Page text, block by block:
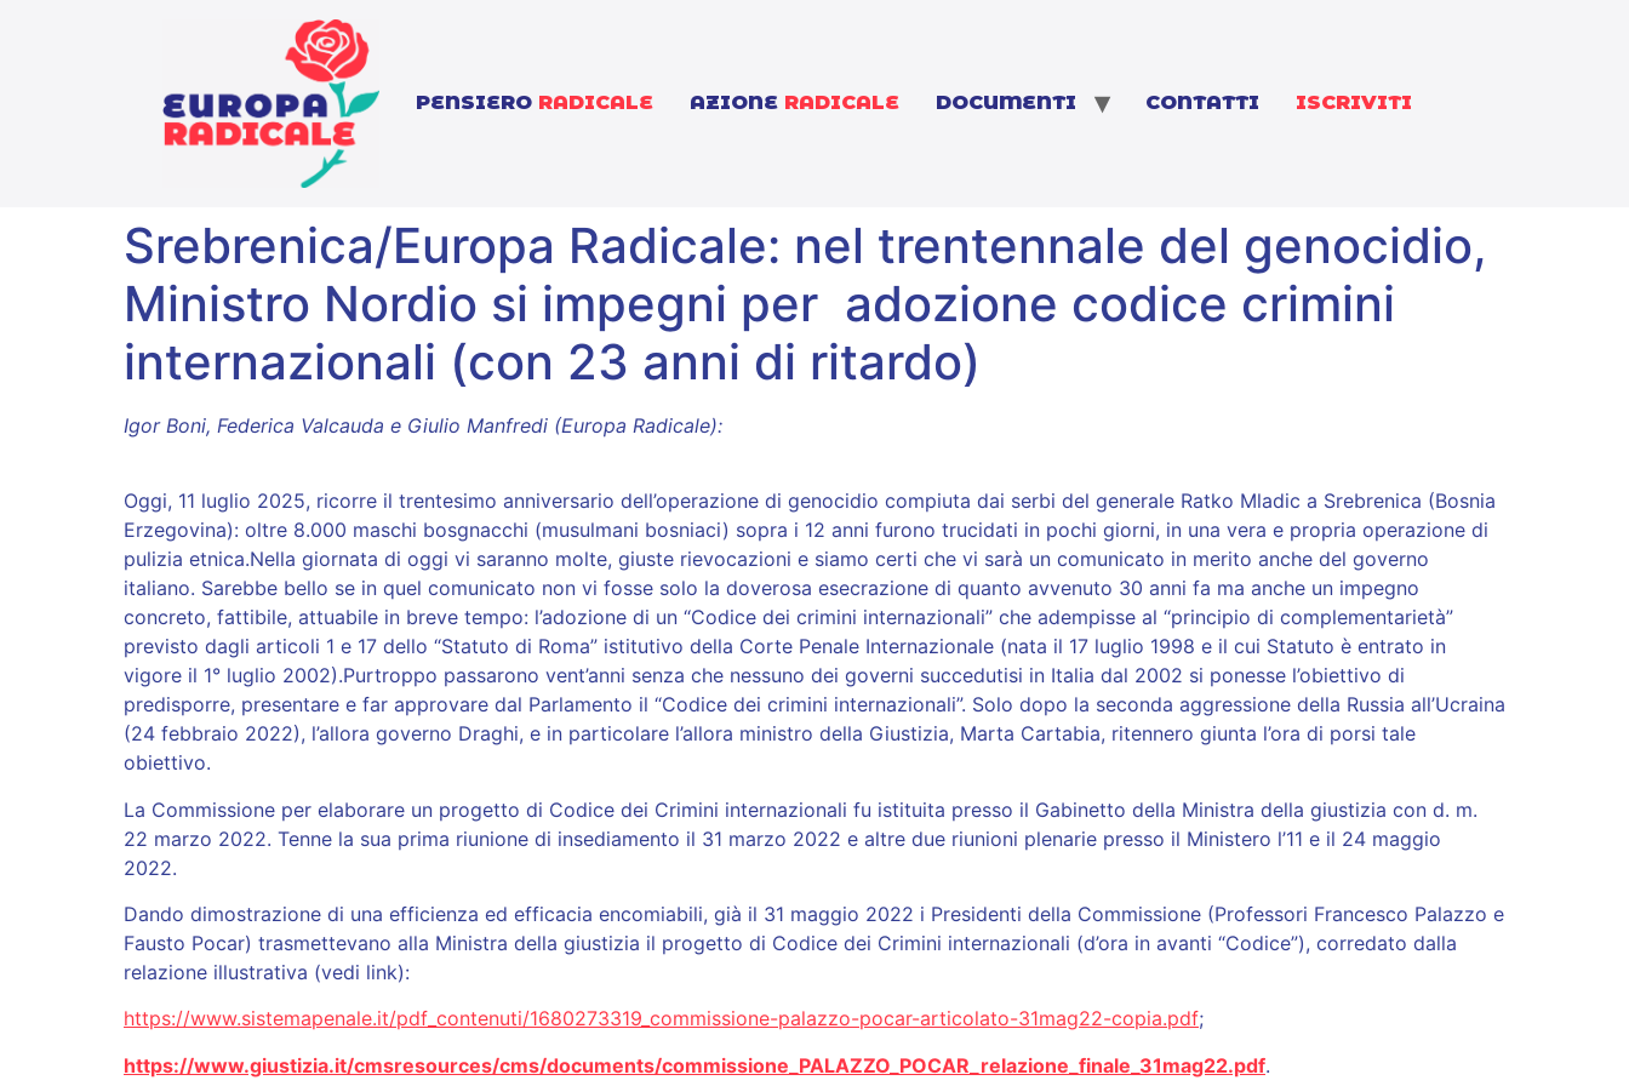
PENSIERO RADICALE AZIONE RADICALE DOCUMENTI CONTATTI ISCRIVITI
Srebrenica/Europa Radicale: nel trentennale del genocidio,
Ministro Nordio si impegni per adozione codice crimini
internazionali (con 23 anni di ritardo)
Igor Boni, Federica Valcauda e Giulio Manfredi (Europa Radicale):
Oggi, 11 luglio 2025, ricorre il trentesimo anniversario dell’operazione di genocidio compiuta dai serbi del generale Ratko Mladic a Srebrenica (Bosnia
Erzegovina): oltre 8.000 maschi bosgnacchi (musulmani bosniaci) sopra i 12 anni furono trucidati in pochi giorni, in una vera e propria operazione di
pulizia etnica.Nella giornata di oggi vi saranno molte, giuste rievocazioni e siamo certi che vi sarà un comunicato in merito anche del governo
italiano. Sarebbe bello se in quel comunicato non vi fosse solo la doverosa esecrazione di quanto avvenuto 30 anni fa ma anche un impegno
concreto, fattibile, attuabile in breve tempo: l’adozione di un “Codice dei crimini internazionali” che adempisse al “principio di complementarietà”
previsto dagli articoli 1 e 17 dello “Statuto di Roma” istitutivo della Corte Penale Internazionale (nata il 17 luglio 1998 e il cui Statuto è entrato in
vigore il 1° luglio 2002).Purtroppo passarono vent’anni senza che nessuno dei governi succedutisi in Italia dal 2002 si ponesse l’obiettivo di
predisporre, presentare e far approvare dal Parlamento il “Codice dei crimini internazionali”. Solo dopo la seconda aggressione della Russia all’Ucraina
(24 febbraio 2022), l’allora governo Draghi, e in particolare l’allora ministro della Giustizia, Marta Cartabia, ritennero giunta l’ora di porsi tale
obiettivo.
La Commissione per elaborare un progetto di Codice dei Crimini internazionali fu istituita presso il Gabinetto della Ministra della giustizia con d. m.
22 marzo 2022. Tenne la sua prima riunione di insediamento il 31 marzo 2022 e altre due riunioni plenarie presso il Ministero l’11 e il 24 maggio
2022.
Dando dimostrazione di una efficienza ed efficacia encomiabili, già il 31 maggio 2022 i Presidenti della Commissione (Professori Francesco Palazzo e
Fausto Pocar) trasmettevano alla Ministra della giustizia il progetto di Codice dei Crimini internazionali (d’ora in avanti “Codice”), corredato dalla
relazione illustrativa (vedi link):
https://www.sistemapenale.it/pdf_contenuti/1680273319_commissione-palazzo-pocar-articolato-31mag22-copia.pdf;
https://www.giustizia.it/cmsresources/cms/documents/commissione_PALAZZO_POCAR_relazione_finale_31mag22.pdf.